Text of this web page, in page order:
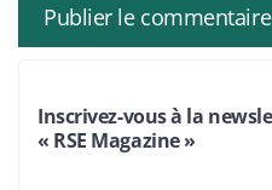
Inscrivez-vous à la
« RSE Magazine »